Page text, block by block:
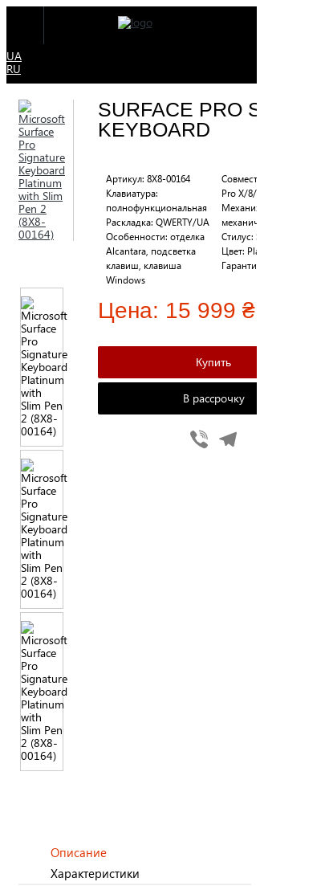
UA
RU
SURFACE PRO SIG
KEYBOARD
Артикул: 8X8-00164
Совместимость: Surface
Pro X/8/9/10/11
Клавиатура:
полнофункциональная
Механизм клавиш:
механические
Раскладка: QWERTY/UA
Стилус: Sim Pen 2
Особенности: отделка
Alcantara, подсветка
клавиш, клавиша
Windows
Цвет: Platinum
Гарантия: 12 месяцев
Цена: 15 999 ₴
В рассрочку
Viber
Описание
Характеристики